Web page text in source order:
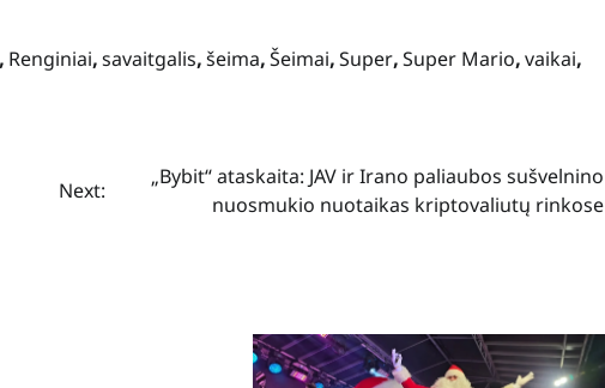
, Renginiai,savaitgalis,šeima,Šeimai,Super,Super Mario,vaikai,
Next:
„Bybit“ ataskaita: JAV ir Irano paliaubos sušvelnino
nuosmukio nuotaikas kriptovaliutų rinkose